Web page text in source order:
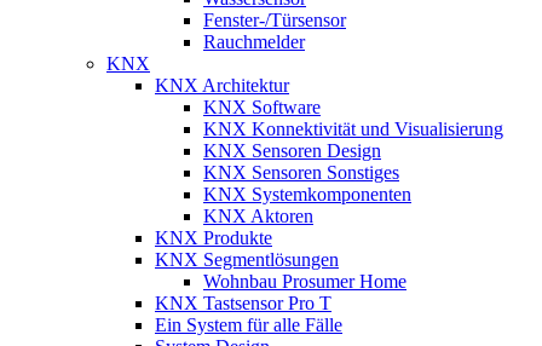
Fenster-/Türsensor
Rauchmelder
KNX
KNX Architektur
KNX Software
KNX Konnektivität und Visualisierung
KNX Sensoren Design
KNX Sensoren Sonstiges
KNX Systemkomponenten
KNX Aktoren
KNX Produkte
KNX Segmentlösungen
Wohnbau Prosumer Home
KNX Tastsensor Pro T
Ein System für alle Fälle